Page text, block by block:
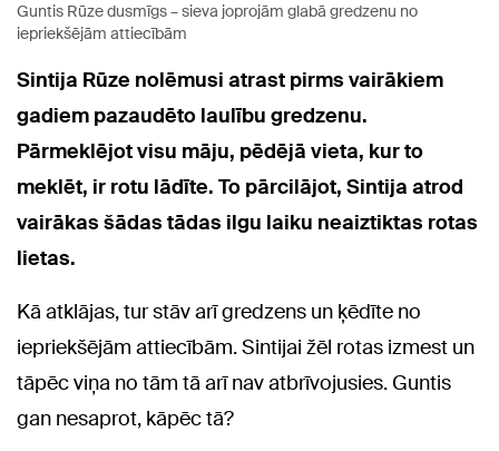
Guntis Rūze dusmīgs – sieva joprojām glabā gredzenu no
iepriekšējām attiecībām
Sintija Rūze nolēmusi atrast pirms vairākiem
gadiem pazaudēto laulību gredzenu.
Pārmeklējot visu māju, pēdējā vieta, kur to
meklēt, ir rotu lādīte. To pārcilājot, Sintija atrod
vairākas šādas tādas ilgu laiku neaiztiktas rotas
lietas.
Kā atklājas, tur stāv arī gredzens un ķēdīte no
iepriekšējām attiecībām. Sintijai žēl rotas izmest un
tāpēc viņa no tām tā arī nav atbrīvojusies. Guntis
gan nesaprot, kāpēc tā?